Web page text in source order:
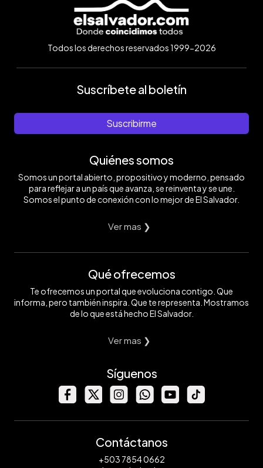
Todos los derechos reservados 1999-2026
Suscríbete al boletín
Suscribirme
Quiénes somos
Somos un portal abierto, propositivo y moderno, pensado
para reflejar a un país que avanza, se reinventa y se une.
Somos el punto de conexión con lo mejor de El Salvador.
Ver mas ❯
Qué ofrecemos
Te ofrecemos un portal que evoluciona contigo. Que
informa, pero también inspira. Que te representa. Mostramos
de lo que está hecho El Salvador.
Ver mas ❯
Síguenos
Contáctanos
+503 7854 0662